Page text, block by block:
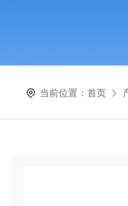
当前位置：首页